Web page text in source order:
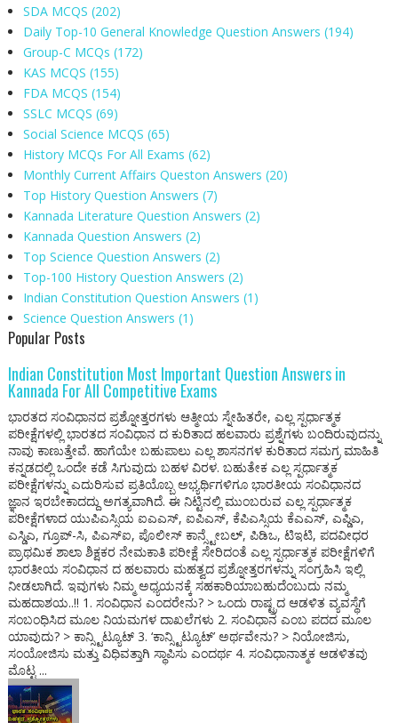
SDA MCQS(202)
Daily Top-10 General Knowledge Question Answers(194)
Group-C MCQs(172)
KAS MCQS(155)
FDA MCQS(154)
SSLC MCQS(69)
Social Science MCQS(65)
History MCQs For All Exams(62)
Monthly Current Affairs Queston Answers(20)
Top History Question Answers(7)
Kannada Literature Question Answers(2)
Kannada Question Answers(2)
Top Science Question Answers(2)
Top-100 History Question Answers(2)
Indian Constitution Question Answers(1)
Science Question Answers(1)
Popular Posts
Indian Constitution Most Important Question Answers in
Kannada For All Competitive Exams
ಭಾರತದ ಸಂವಿಧಾನದ ಪ್ರಶ್ನೋತ್ತರಗಳು ಆತ್ಮೀಯ ಸ್ನೇಹಿತರೇ, ಎಲ್ಲ ಸ್ಪರ್ಧಾತ್ಮಕ
ಪರೀಕ್ಷೆಗಳಲ್ಲಿ ಭಾರತದ ಸಂವಿಧಾನ ದ ಕುರಿತಾದ ಹಲವಾರು ಪ್ರಶ್ನೆಗಳು ಬಂದಿರುವುದನ್ನು
ನಾವು ಕಾಣುತ್ತೇವೆ. ಹಾಗೆಯೇ ಬಹುಪಾಲು ಎಲ್ಲ ಶಾಸನಗಳ ಕುರಿತಾದ ಸಮಗ್ರ ಮಾಹಿತಿ
ಕನ್ನಡದಲ್ಲಿ ಒಂದೇ ಕಡೆ ಸಿಗುವುದು ಬಹಳ ವಿರಳ. ಬಹುತೇಕ ಎಲ್ಲ ಸ್ಪರ್ಧಾತ್ಮಕ
ಪರೀಕ್ಷೆಗಳನ್ನು ಎದುರಿಸುವ ಪ್ರತಿಯೊಬ್ಬ ಅಭ್ಯರ್ಥಿಗಳಿಗೂ ಭಾರತೀಯ ಸಂವಿಧಾನದ
ಜ್ಞಾನ ಇರಬೇಕಾದದ್ದು ಅಗತ್ಯವಾಗಿದೆ. ಈ ನಿಟ್ಟಿನಲ್ಲಿ ಮುಂಬರುವ ಎಲ್ಲ ಸ್ಪರ್ಧಾತ್ಮಕ
ಪರೀಕ್ಷೆಗಳಾದ ಯುಪಿಎಸ್ಸಿಯ ಐಎಎಸ್, ಐಪಿಎಸ್, ಕೆಪಿಎಸ್ಸಿಯ ಕೆಎಎಸ್, ಎಪ್ಡಿಎ,
ಎಸ್ಡಿಎ, ಗ್ರೂಪ್-ಸಿ, ಪಿಎಸ್ಐ, ಪೊಲೀಸ್ ಕಾನ್ಸ್ಟೇಬಲ್, ಪಿಡಿಒ, ಟಿಇಟಿ, ಪದವೀಧರ
ಪ್ರಾಥಮಿಕ ಶಾಲಾ ಶಿಕ್ಷಕರ ನೇಮಕಾತಿ ಪರೀಕ್ಷೆ ಸೇರಿದಂತೆ ಎಲ್ಲ ಸ್ಪರ್ಧಾತ್ಮಕ ಪರೀಕ್ಷೆಗಳಿಗೆ
ಭಾರತೀಯ ಸಂವಿಧಾನ ದ ಹಲವಾರು ಮಹತ್ವದ ಪ್ರಶ್ನೋತ್ತರಗಳನ್ನು ಸಂಗ್ರಹಿಸಿ ಇಲ್ಲಿ
ನೀಡಲಾಗಿದೆ. ಇವುಗಳು ನಿಮ್ಮ ಅಧ್ಯಯನಕ್ಕೆ ಸಹಕಾರಿಯಾಬಹುದೆಂಬುದು ನಮ್ಮ
ಮಹದಾಶಯ..!! 1. ಸಂವಿಧಾನ ಎಂದರೇನು? > ಒಂದು ರಾಷ್ಟ್ರದ ಆಡಳಿತ ವ್ಯವಸ್ಥೆಗೆ
ಸಂಬಂಧಿಸಿದ ಮೂಲ ನಿಯಮಗಳ ದಾಖಲೆಗಳು 2. ಸಂವಿಧಾನ ಎಂಬ ಪದದ ಮೂಲ
ಯಾವುದು? > ಕಾನ್ಸ್ಟಿಟ್ಯೂಟ್ 3. ‘ಕಾನ್ಸ್ಟಿಟ್ಯೂಟ್’ ಅರ್ಥವೇನು? > ನಿಯೋಜಿಸು,
ಸಂಯೋಜಿಸು ಮತ್ತು ವಿಧಿವತ್ತಾಗಿ ಸ್ಥಾಪಿಸು ಎಂದರ್ಥ 4. ಸಂವಿಧಾನಾತ್ಮಕ ಆಡಳಿತವು
ಮೊಟ್ಟ ...